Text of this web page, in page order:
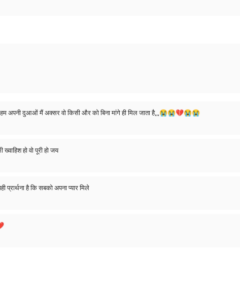
जिंदगी एक चाहत का सिलसिला है ,कोई मिल जाता है तो कोई बिछड़ जाता है😭😭😭 जिसे मांगते है हम अपनी दुआओं मैं अक्सर वो किसी और को बिना मांगे ही मिल जाता है,,,😭😭💔😭😭
हो वो पूरी हो जय
प्रार्थना है कि सबको अपना प्यार मिले